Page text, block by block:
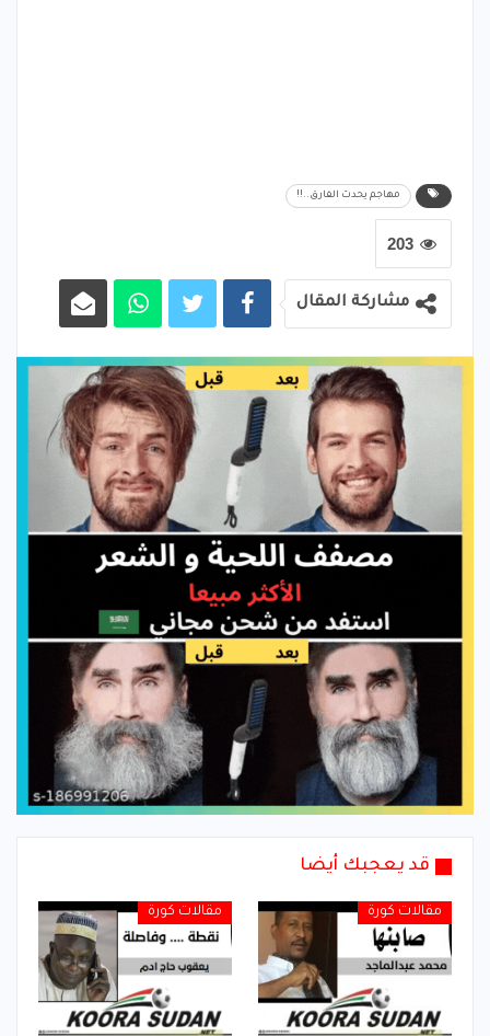
مهاجم يحدث الفارق..!!
203
مشاركة المقال
قد يعجبك أيضا
مقالات كورة مقالات كورة